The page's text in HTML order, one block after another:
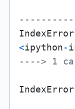
<ipython-
----> 1